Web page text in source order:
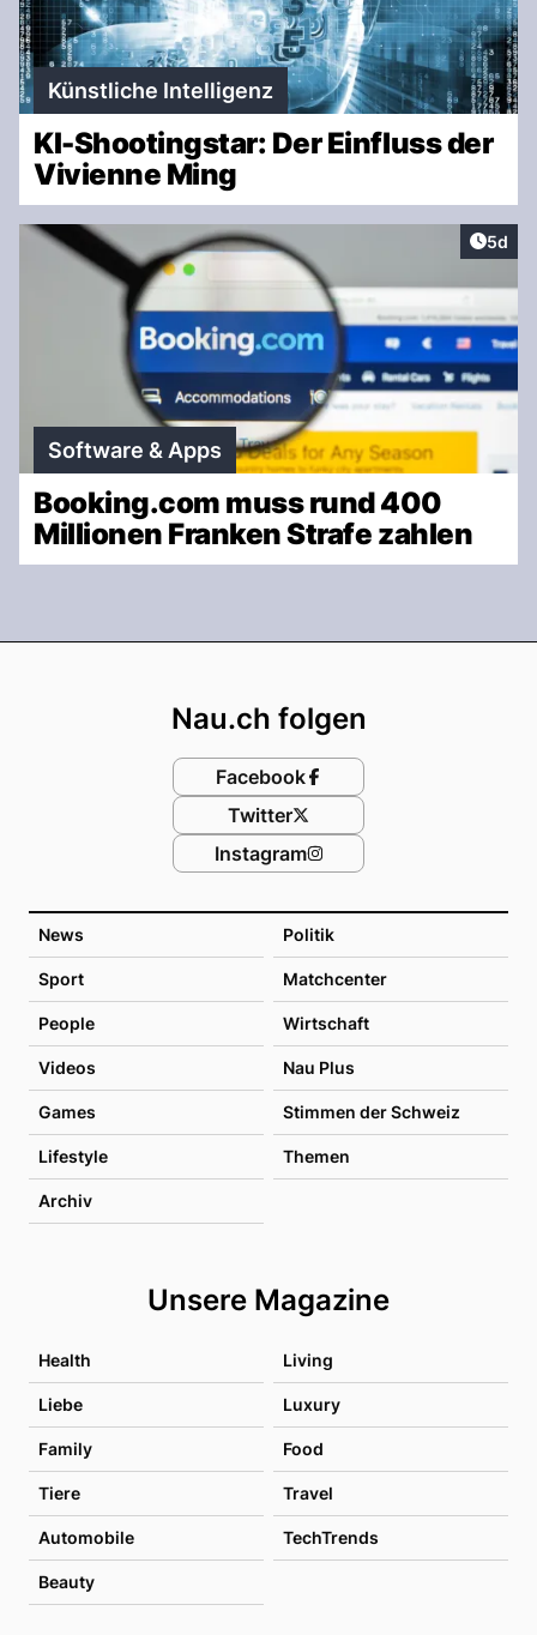
Künstliche Intelligenz
KI-Shootingstar: Der Einfluss der
Vivienne Ming
5d
Software & Apps
Booking.com muss rund 400
Millionen Franken Strafe zahlen
News Politik
Sport Matchcenter
People Wirtschaft
Videos Nau Plus
Games Stimmen der Schweiz
Lifestyle Themen
Archiv
Unsere Magazine
Health Living
Liebe Luxury
Family Food
Tiere Travel
Automobile TechTrends
Beauty
Nau.ch folgen
Facebook
Twitter
Instagram